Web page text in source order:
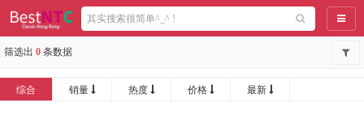
导航
筛选出 0 条数据
综合 销量 热度 价格 最新